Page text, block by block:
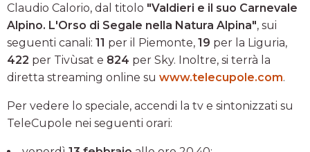
Claudio Calorio, dal titolo "Valdieri e il suo Carnevale
Alpino. L'Orso di Segale nella Natura Alpina", sui
seguenti canali: 11 per il Piemonte, 19 per la Liguria,
422 per Tivùsat e 824 per Sky. Inoltre, si terrà la
diretta streaming online su www.telecupole.com.
Per vedere lo speciale, accendi la tv e sintonizzati su
TeleCupole nei seguenti orari: